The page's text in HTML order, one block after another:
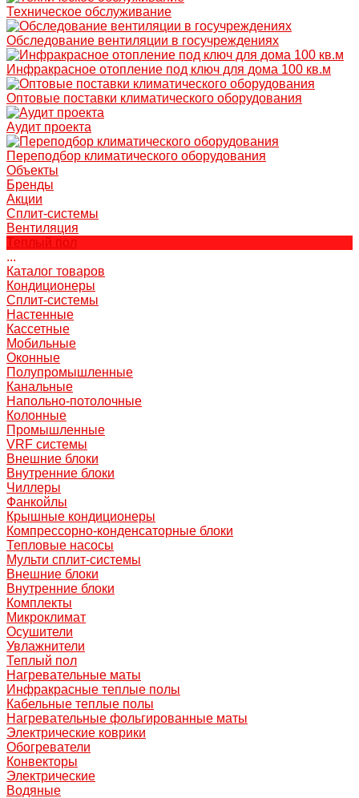
Техническое обслуживание
Обследование вентиляции в госучреждениях
Инфракрасное отопление под ключ для дома 100 кв.м
Оптовые поставки климатического оборудования
Аудит проекта
Переподбор климатического оборудования
Объекты
Бренды
Акции
Сплит-системы
Вентиляция
Теплый пол
...
Каталог товаров
Кондиционеры
Сплит-системы
Настенные
Кассетные
Мобильные
Оконные
Полупромышленные
Канальные
Напольно-потолочные
Колонные
Промышленные
VRF системы
Внешние блоки
Внутренние блоки
Чиллеры
Фанкойлы
Крышные кондиционеры
Компрессорно-конденсаторные блоки
Тепловые насосы
Мульти сплит-системы
Внешние блоки
Внутренние блоки
Комплекты
Микроклимат
Осушители
Увлажнители
Теплый пол
Нагревательные маты
Инфракрасные теплые полы
Кабельные теплые полы
Нагревательные фольгированные маты
Электрические коврики
Обогреватели
Конвекторы
Электрические
Водяные